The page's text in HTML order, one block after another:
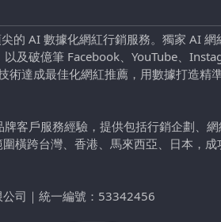
的 AI 數據化網紅行銷服務。獨家 AI 網
及破億筆 Facebook、YouTube、
術達成最佳化網紅推薦，用數據打造精
客戶服務經驗，提供包括行銷企劃、
橫跨台灣、香港、馬來西亞、日本，
司 ｜ 統一編號：53342456